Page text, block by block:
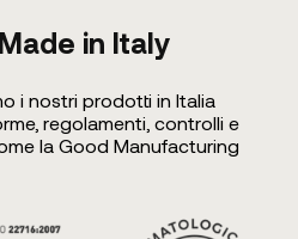
in Italy
i nostri prodotti in Italia
regolamenti, controlli e
la Good Manufacturing